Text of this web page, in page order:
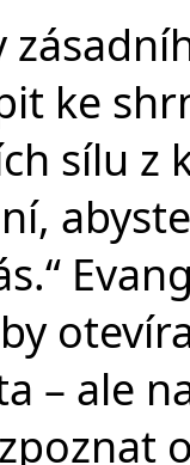
ke
sílu z
– ale